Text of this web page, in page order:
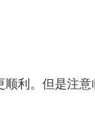
利。但是注